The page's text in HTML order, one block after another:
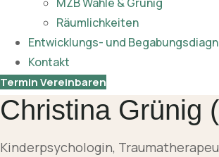
Räumlichkeiten
Entwicklungs- und
Kontakt
Termin Vereinbaren
Christina Grünig
Kinderpsychologin,